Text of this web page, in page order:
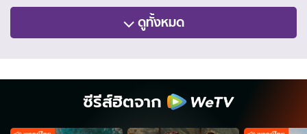
ดูทั้งหมด
ซีรีส์ฮิตจาก